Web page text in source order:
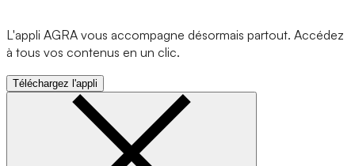
L'appli AGRA vous accompagne désormais partout. Accédez
à tous vos contenus en un clic.
Téléchargez l'appli